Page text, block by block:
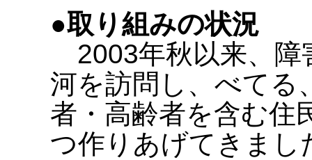
●取り組みの状況
2003年秋以来、障
河を訪問し、べてる
者・高齢者を含む住
つ作りあげてきまし